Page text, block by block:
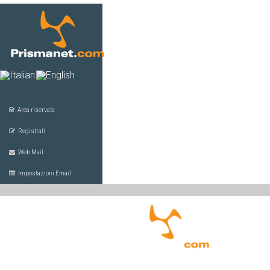
Area riservata
Registrati
Web Mail
Impostazioni Email